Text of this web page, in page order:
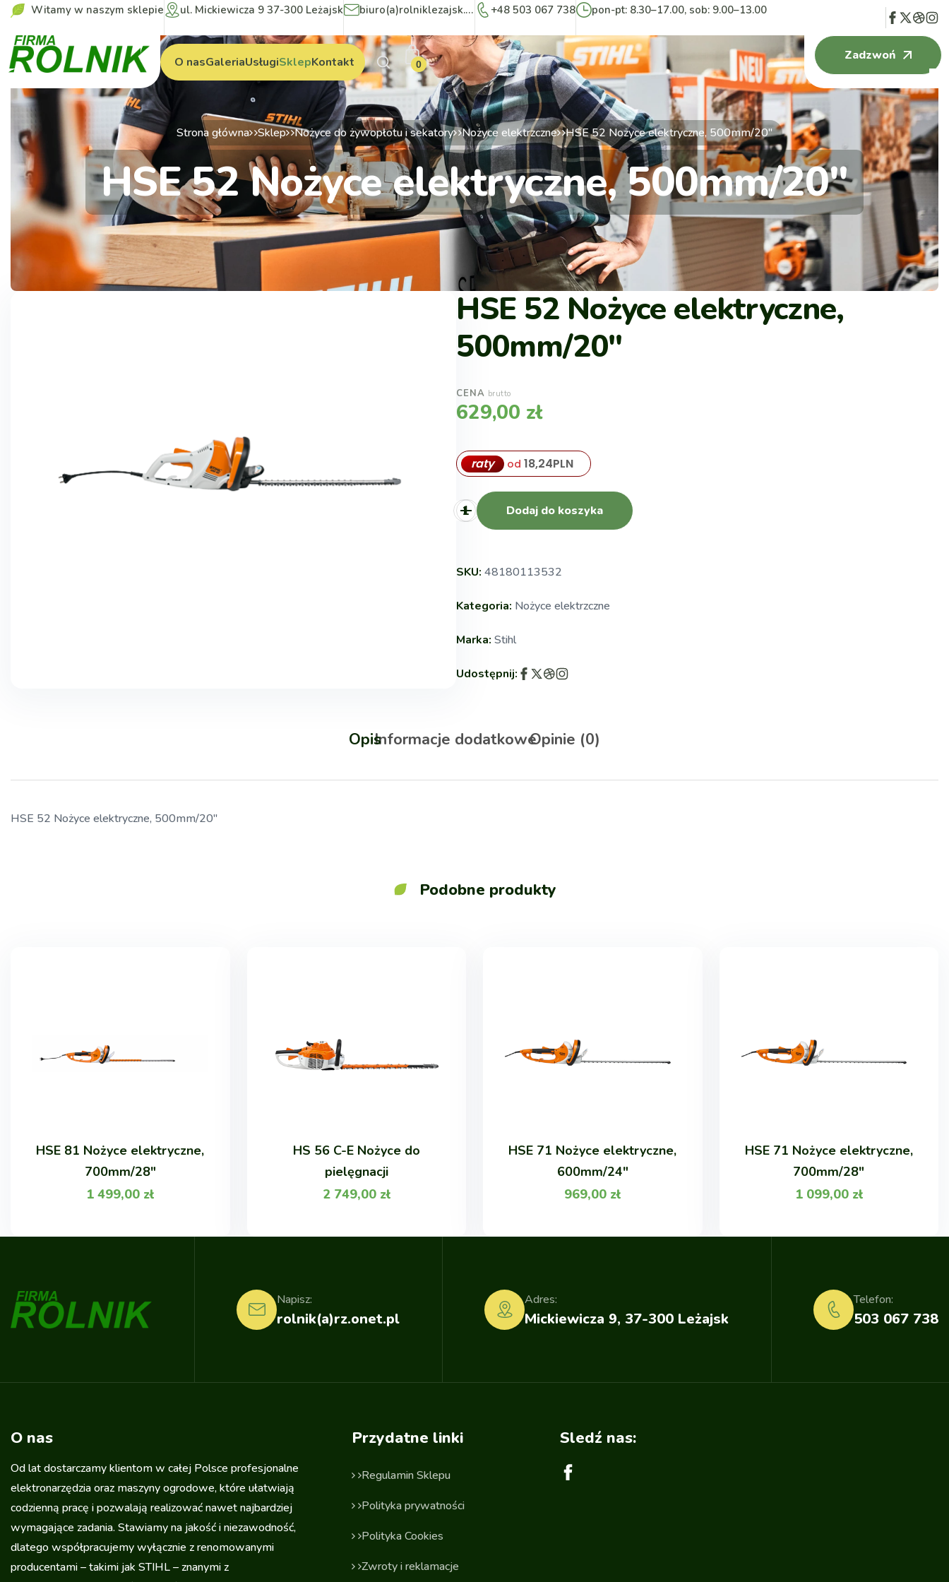
Witamy w naszym sklepie ul. Mickiewicza 9 37-300 Leżajsk biuro(a)rolniklezajsk.pl +48 503 067 738 pon-pt: 8.30–17.00, sob: 9.00–13.00
O nasGaleriaUsługiSklepKontakt 0
Zadzwoń
Strona główna Sklep Nożyce do żywopłotu i sekatory Nożyce elektrzczne HSE 52 Nożyce elektryczne, 500mm/20″
HSE 52 Nożyce elektryczne, 500mm/20″
HSE 52 Nożyce elektryczne,
500mm/20″
CENA brutto
629,00 zł
raty od 18,24PLN
Dodaj do koszyka
SKU: 48180113532
Kategoria: Nożyce elektrzczne
Marka: Stihl
Udostępnij:
OpisInformacje dodatkoweOpinie (0)
HSE 52 Nożyce elektryczne, 500mm/20″
Podobne produkty
HSE 81 Nożyce elektryczne,
700mm/28"
1 499,00 zł
HS 56 C-E Nożyce do
pielęgnacji
2 749,00 zł
HSE 71 Nożyce elektryczne,
600mm/24"
969,00 zł
HSE 71 Nożyce elektryczne,
700mm/28"
1 099,00 zł
rolnik(a)rz.onet.pl
Napisz:
Mickiewicza 9, 37-300 Leżajsk
Adres:
503 067 738
Telefon:
O nas
Od lat dostarczamy klientom w całej Polsce profesjonalne
elektronarzędzia oraz maszyny ogrodowe, które ułatwiają
codzienną pracę i pozwalają realizować nawet najbardziej
wymagające zadania. Stawiamy na jakość i niezawodność,
dlatego współpracujemy wyłącznie z renomowanymi
producentami – takimi jak STIHL – znanymi z
Przydatne linki
Regulamin Sklepu
Polityka prywatności
Polityka Cookies
Zwroty i reklamacje
Sledź nas: